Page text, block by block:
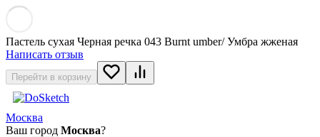
Пастель сухая Черная речка 043 Burnt umber/ Умбра жженая
Написать отзыв
Перейти в корзину
Москва
Ваш город Москва?